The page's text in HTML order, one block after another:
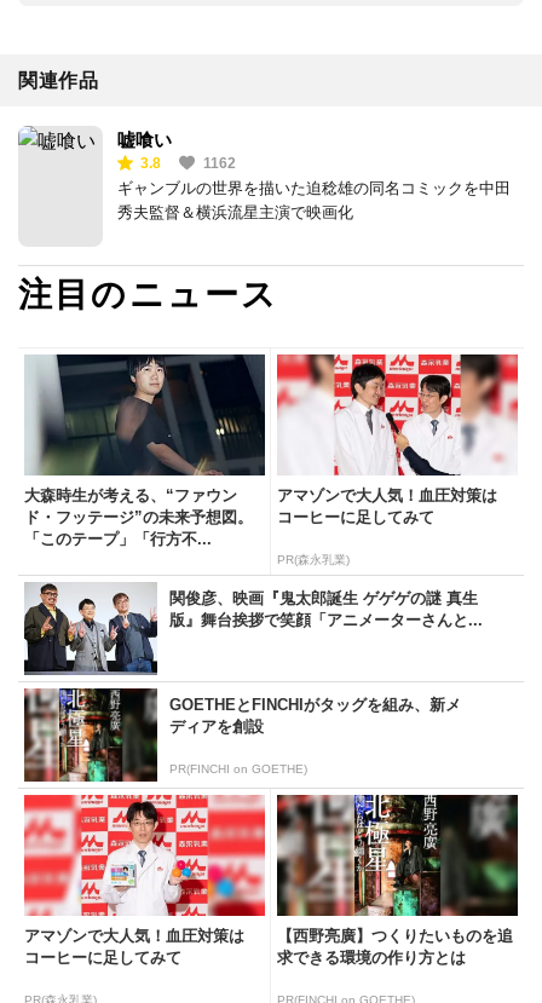
関連作品
嘘喰い
3.8 1162
ギャンブルの世界を描いた迫稔雄の同名コミックを中田
秀夫監督＆横浜流星主演で映画化
注目のニュース
大森時生が考える、“ファウン
ド・フッテージ”の未来予想図。
「このテープ」「行方不...
アマゾンで大人気！血圧対策は
コーヒーに足してみて
PR(森永乳業)
関俊彦、映画『鬼太郎誕生 ゲゲゲの謎 真生
版』舞台挨拶で笑顔「アニメーターさんと...
GOETHEとFINCHIがタッグを組み、新メ
ディアを創設
PR(FINCHI on GOETHE)
アマゾンで大人気！血圧対策は
コーヒーに足してみて
【西野亮廣】つくりたいものを追
求できる環境の作り方とは